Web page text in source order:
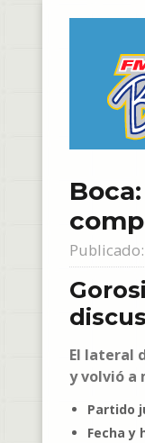
El lateral
y volvió a
Partido
Fecha y